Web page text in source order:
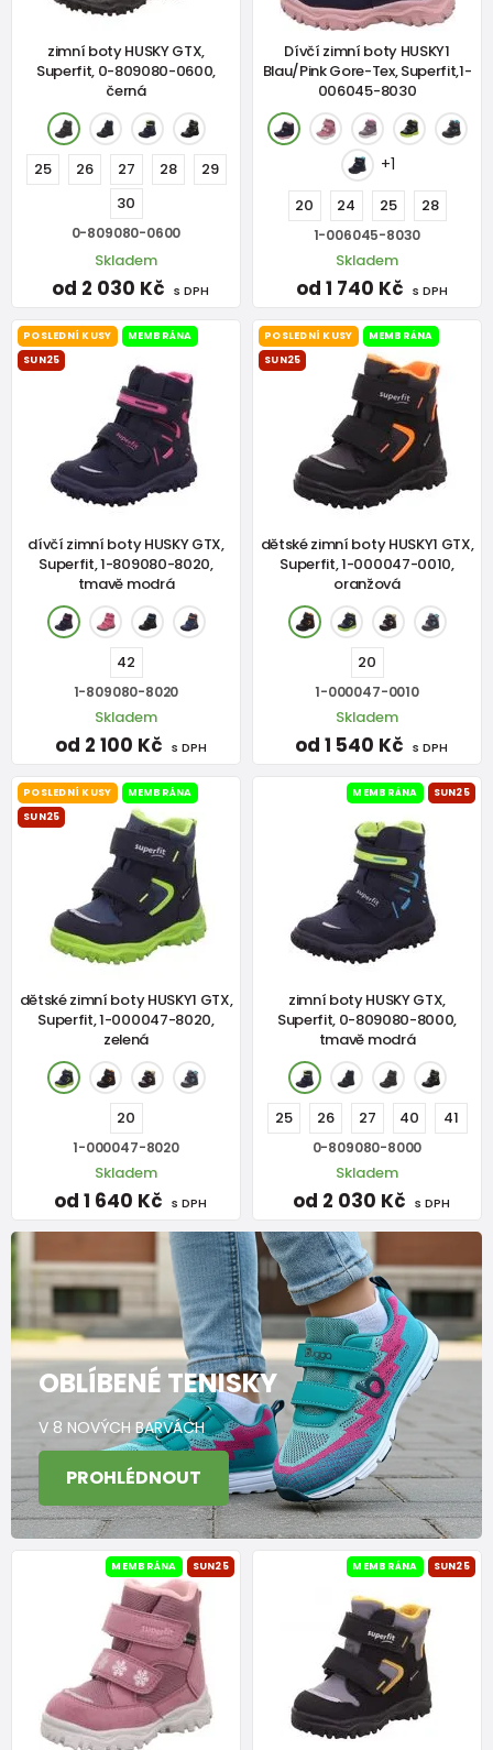
zimní boty HUSKY GTX,
Superfit, 0-809080-0600,
černá
25 26 27 28
29
30
0-809080-0600
Skladem
od 2 030 Kč s DPH
Dívčí zimní boty HUSKY1
Blau/Pink Gore-Tex, Superfit,1-
006045-8030
+1
20 24 25 28
1-006045-8030
Skladem
od 1 740 Kč s DPH
POSLEDNÍ KUSY
MEMBRÁNA
SUN25
dívčí zimní boty HUSKY GTX,
Superfit, 1-809080-8020,
tmavě modrá
42
1-809080-8020
Skladem
od 2 100 Kč s DPH
POSLEDNÍ KUSY
MEMBRÁNA
SUN25
dětské zimní boty HUSKY1 GTX,
Superfit, 1-000047-0010,
oranžová
20
1-000047-0010
Skladem
od 1 540 Kč s DPH
POSLEDNÍ KUSY
MEMBRÁNA
SUN25
dětské zimní boty HUSKY1 GTX,
Superfit, 1-000047-8020,
zelená
20
1-000047-8020
Skladem
od 1 640 Kč s DPH
MEMBRÁNA SUN25
zimní boty HUSKY GTX,
Superfit, 0-809080-8000,
tmavě modrá
25 26 27 40 41
0-809080-8000
Skladem
od 2 030 Kč s DPH
OBLÍBENÉ TENISKY
V 8 NOVÝCH BARVÁCH
PROHLÉDNOUT
MEMBRÁNA SUN25 MEMBRÁNA SUN25